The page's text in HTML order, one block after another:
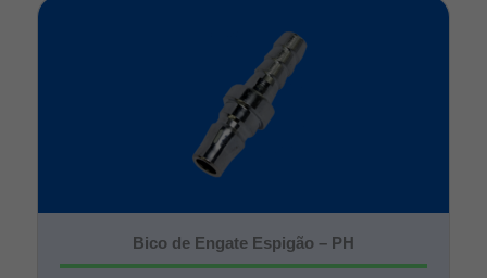
Bico de Engate Espigão – PH